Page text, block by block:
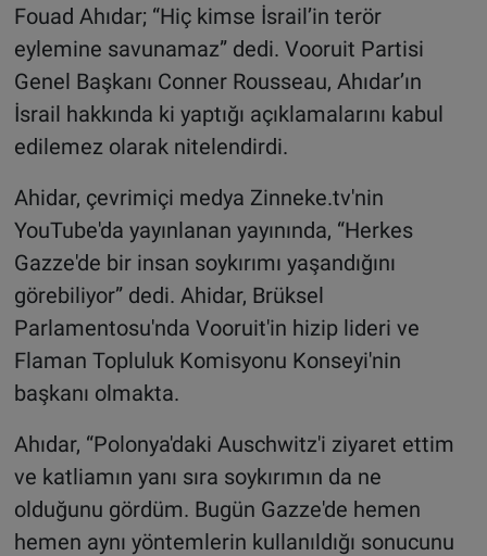
Fouad Ahıdar; “Hiç kimse İsrail’in terör
eylemine savunamaz” dedi. Vooruit Partisi
Genel Başkanı Conner Rousseau, Ahıdar’ın
İsrail hakkında ki yaptığı açıklamalarını kabul
edilemez olarak nitelendirdi.
Ahidar, çevrimiçi medya Zinneke.tv'nin
YouTube'da yayınlanan yayınında, “Herkes
Gazze'de bir insan soykırımı yaşandığını
görebiliyor” dedi. Ahidar, Brüksel
Parlamentosu'nda Vooruit'in hizip lideri ve
Flaman Topluluk Komisyonu Konseyi'nin
başkanı olmakta.
Ahıdar, “Polonya'daki Auschwitz'i ziyaret ettim
ve katliamın yanı sıra soykırımın da ne
olduğunu gördüm. Bugün Gazze'de hemen
hemen aynı yöntemlerin kullanıldığı sonucunu